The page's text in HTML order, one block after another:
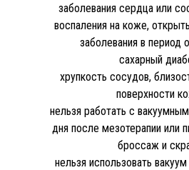
заболевания сердца или
воспаления на коже,
заболевания в период
сахарный
хрупкость сосудов,
поверхности
нельзя работать с
дня после мезотерапии или
броссаж и
нельзя использовать